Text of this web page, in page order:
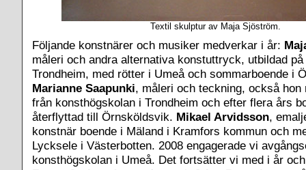
Textil skulptur av Maja Sjöström.
Följande konstnärer och musiker medverkar i år:
måleri och andra alternativa konstuttryck, utbildad
Trondheim, med rötter i Umeå och sommarboende i
Marianne Saapunki, måleri och teckning, också hon
från konsthögskolan i Trondheim och efter flera års
återflyttad till Örnsköldsvik. Mikael Arvidsson,
konstnär boende i Mäland i Kramfors kommun och
Lycksele i Västerbotten. 2008 engagerade vi
konsthögskolan i Umeå. Det fortsätter vi med i år